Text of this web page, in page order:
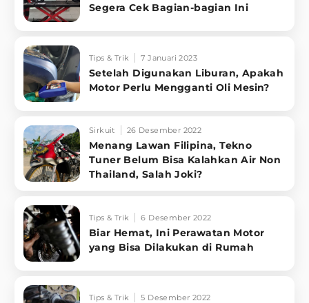
Segera Cek Bagian-bagian Ini
Tips & Trik 7 Januari 2023
Setelah Digunakan Liburan, Apakah
Motor Perlu Mengganti Oli Mesin?
Sirkuit 26 Desember 2022
Menang Lawan Filipina, Tekno
Tuner Belum Bisa Kalahkan Air Non
Thailand, Salah Joki?
Tips & Trik 6 Desember 2022
Biar Hemat, Ini Perawatan Motor
yang Bisa Dilakukan di Rumah
Tips & Trik 5 Desember 2022